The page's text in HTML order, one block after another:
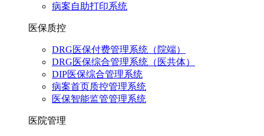
病案自助打印系统
医保质控
DRG医保付费管理系统（院端）
DRG医保综合管理系统（医共体）
DIP医保综合管理系统
病案首页质控管理系统
医保智能监管管理系统
医院管理